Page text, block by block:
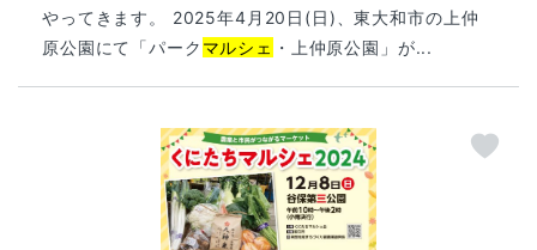
やってきます。 2025年4月20日(日)、東大和市の上仲
原公園にて「パーク マルシェ ・上仲原公園」が...